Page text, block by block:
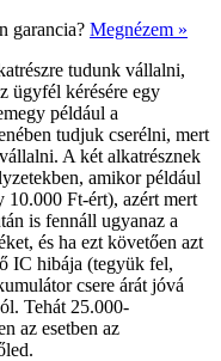
garancia? Megnézem »
tudunk vállalni,
ügyfél kérésére egy
például a
tudjuk cserélni, mert
A két alkatrésznek
amikor például
Ft-ért), azért mert
is fennáll ugyanaz a
és ha ezt követően azt
IC hibája (tegyük fel,
csere árát jóvá
Tehát 25.000-
az esetben az